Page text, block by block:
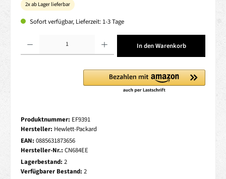
2x ab Lager lieferbar
Sofort verfügbar, Lieferzeit: 1-3 Tage
In den Warenkorb
Produktnummer: EF9391
Hersteller: Hewlett-Packard
EAN: 0885631873656
Hersteller-Nr.: CN684EE
Lagerbestand: 2
Verfügbarer Bestand: 2